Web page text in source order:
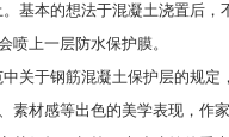
基本的想法于混凝土浇置后，
上一层防水保护膜。
关于钢筋混凝土保护层的规定
素材感等出色的美学表现，作